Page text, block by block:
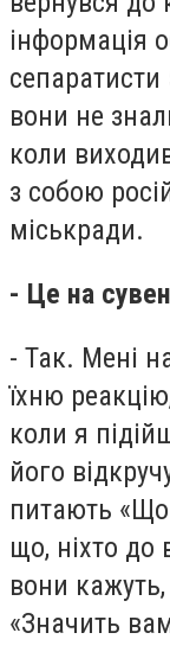
інформація
сепаратисти
вони не
коли
з собою
міськради.
- Це на
- Так. Мені
їхню
коли я
його
питають
що, ніхто до
вони
«Значить